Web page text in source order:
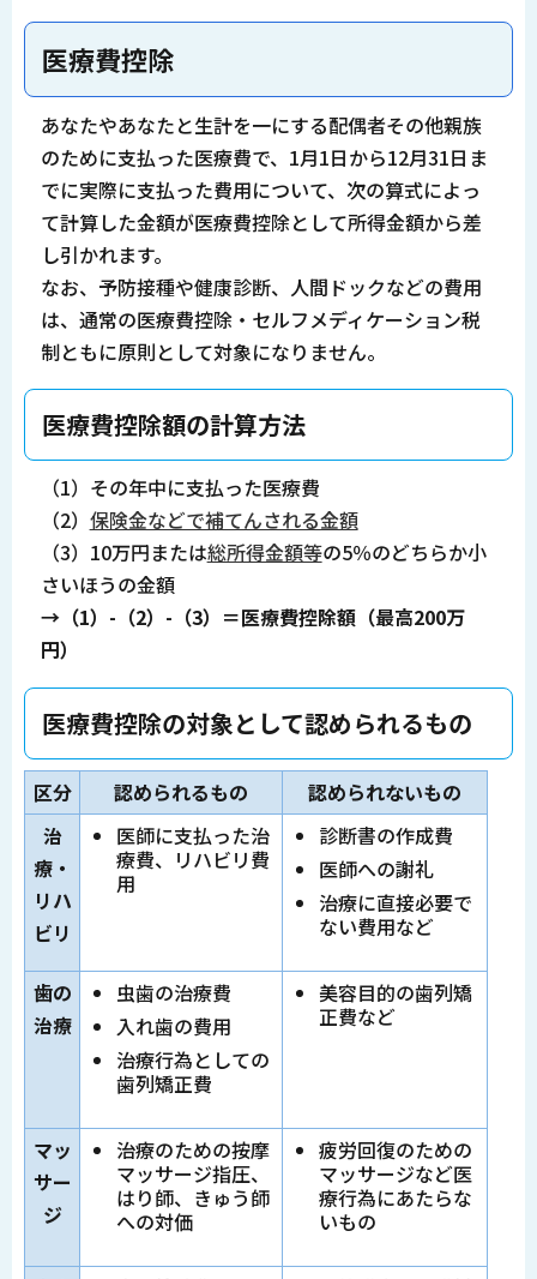
医療費控除
あなたやあなたと生計を一にする配偶者その他親族
のために支払った医療費で、1月1日から12月31日ま
でに実際に支払った費用について、次の算式によっ
て計算した金額が医療費控除として所得金額から差
し引かれます。
なお、予防接種や健康診断、人間ドックなどの費用
は、通常の医療費控除・セルフメディケーション税
制ともに原則として対象になりません。
医療費控除額の計算方法
（1）その年中に支払った医療費
（2） 保険金などで補てんされる金額
（3）10万円または総所得金額等の5％のどちらか小
さいほうの金額
→（1）-（2）-（3）＝医療費控除額（最高200万
円）
医療費控除の対象として認められるもの
区分 認められるもの
認められないもの
治
療・
リハ
ビリ
医師に支払った治
療費、リハビリ費
用
診断書の作成費
医師への謝礼
治療に直接必要で
ない費用など
歯の
治療
虫歯の治療費
入れ歯の費用
治療行為としての
歯列矯正費
美容目的の歯列矯
正費など
マッ
サー
ジ
治療のための按摩
マッサージ指圧、
はり師、きゅう師
への対価
疲労回復のための
マッサージなど医
療行為にあたらな
いもの